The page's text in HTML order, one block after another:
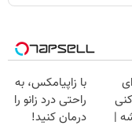
|
با زاپیامکس، به
راحتی درد زانو را
درمان کنید!